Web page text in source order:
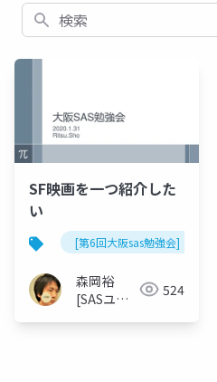
検索
SF映画を一つ紹介した
い
[第6回大阪sas勉強会]
森岡裕
[SASユー
524